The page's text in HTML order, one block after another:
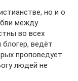
но и о
между
во всех
ведёт
проповедует
людей не